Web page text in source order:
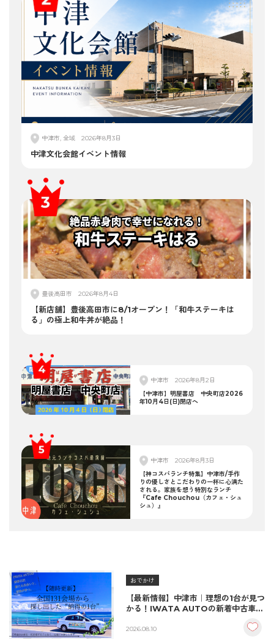
中津市, 全域 2026年8月3日
中津文化会館イベント情報
豊後高田市 2026年8月4日
【新店舗】豊後高田市に8/1オープン！「和牛ステーキは
る」の極上和牛丼が絶品！
中津市
2026年8月2日
【中津市】明屋書店 中央町店2026
年10月4日(日)閉店へ
中津市
2026年8月3日
【神コスパランチ特集】中津市/手作
りの優しさとこだわりの一杯に心満た
される。家族を想う特別なランチ
『Cafe Chouchou（カフェ・シュ
シュ）』
おでかけ
【最新情報】中津市｜理想の1台が見つ
かる！IWATA AUTOの新着中古車＆
2026.08.10